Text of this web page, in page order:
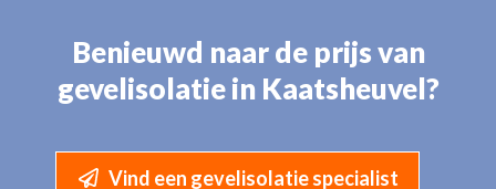
Benieuwd naar de prijs van
gevelisolatie in Kaatsheuvel?
Vind een gevelisolatie specialist